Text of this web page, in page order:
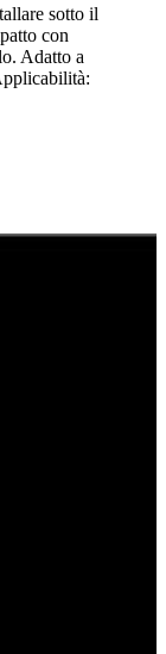
sotto il
con
Adatto a